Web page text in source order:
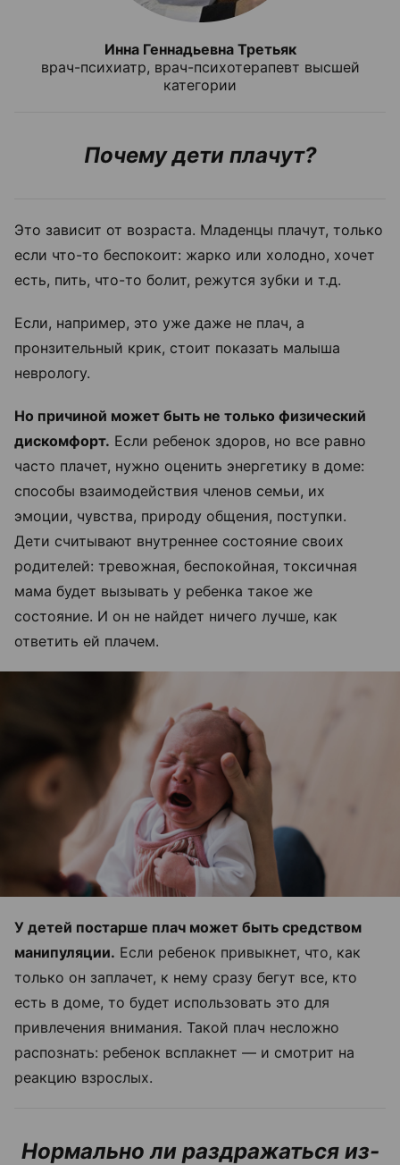
Инна Геннадьевна Третьяк
врач-психиатр, врач-психотерапевт высшей
категории
Почему дети плачут?
Это зависит от возраста. Младенцы плачут, только
если что-то беспокоит: жарко или холодно, хочет
есть, пить, что-то болит, режутся зубки и т.д.
Если, например, это уже даже не плач, а
пронзительный крик, стоит показать малыша
неврологу.
Но причиной может быть не только физический
дискомфорт. Если ребенок здоров, но все равно
часто плачет, нужно оценить энергетику в доме:
способы взаимодействия членов семьи, их
эмоции, чувства, природу общения, поступки.
Дети считывают внутреннее состояние своих
родителей: тревожная, беспокойная, токсичная
мама будет вызывать у ребенка такое же
состояние. И он не найдет ничего лучше, как
ответить ей плачем.
У детей постарше плач может быть средством
манипуляции. Если ребенок привыкнет, что, как
только он заплачет, к нему сразу бегут все, кто
есть в доме, то будет использовать это для
привлечения внимания. Такой плач несложно
распознать: ребенок всплакнет — и смотрит на
реакцию взрослых.
Нормально ли раздражаться из-